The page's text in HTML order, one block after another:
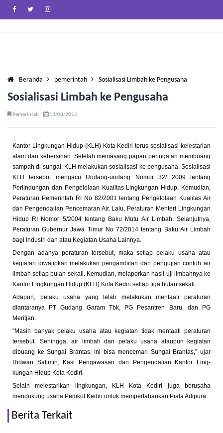
Beranda pemerintah Sosialisasi Limbah ke Pengusaha
Sosialisasi Limbah ke Pengusaha
Pemerintah | 13/03/2015
Kantor Lingkungan Hidup (KLH) Kota Kediri terus sosialisasi kelestarian
alam dan kebersihan. Setelah memasang papan peringatan membuang
sampah di sungai, KLH melakukan sosialisasi ke pengusaha. Sosialisasi
KLH tersebut mengacu Undang-undang Nomor 32/ 2009 tentang
Perlindungan dan Pengelolaan Kualitas Lingkungan Hidup. Kemudian,
Peraturan Pemerintah RI No 82/2001 tentang Pengelolaan Kualitas Air
dan Pengendalian Pencemaran Air. Lalu, Peraturan Menteri Lingkungan
Hidup RI Nomor 5/2004 tentang Baku Mutu Air Limbah. Selanjutnya,
Peraturan Gubernur Jawa Timur No 72/2014 tentang Baku Air Limbah
bagi Industri dan atau Kegiatan Usaha Lainnya.
Dengan adanya peraturan tersebut, maka setiap pelaku usaha atau
kegiatan diwajibkan melakukan pengambilan dan pengujian contoh air
limbah setiap bulan sekali. Kemudian, melaporkan hasil uji limbahnya ke
Kantor Lingkungan Hidup (KLH) Kota Kediri setiap tiga bulan sekali.
Adapun, pelaku usaha yang telah melakukan mentaati peraturan
diantaranya PT Gudang Garam Tbk, PG Pesantren Baru, dan PG
Meritjan.
"Masih banyak pelaku usaha atau kegiatan tidak mentaati peraturan
tersebut. Sehingga, air limbah dari pelaku usaha ataupun kegiatan
dibuang ke Sungai Brantas. Ini bisa mencemari Sungai Brantas,” ujar
Ridwan Salimin, Kasi Pengawasan dan Pengendalian Kantor Ling­
kungan Hidup Kota Kediri.
Selain melestarikan ling­kungan, KLH Kota Kediri juga berusaha
mendukung usaha Pemkot Kediri untuk mempertahankan Piala Adipura.
Berita Terkait